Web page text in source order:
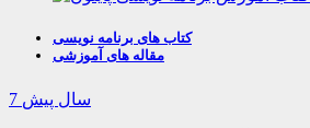
کتاب های برنامه نویسی
مقاله های آموزشی
7 سال پیش